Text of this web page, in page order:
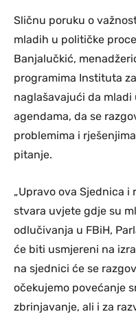
Sličnu poruku o
mladih u političke
Banjalučkić,
programima Instituta
naglašavajući da
agendama, da se
problemima i
pitanje.
„Upravo ova Sjednica i
stvara uvjete gdje su
odlučivanja u FBiH,
će biti usmjereni na
na sjednici će se
očekujemo povećanje
zbrinjavanje, ali i za